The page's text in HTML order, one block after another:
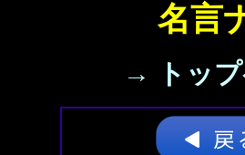
名言
→ トッ